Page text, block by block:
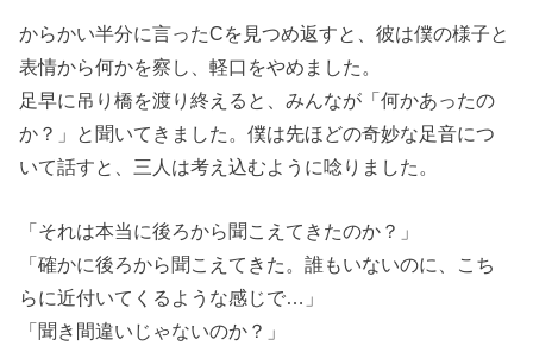
からかい半分に言ったCを見つめ返すと、彼は僕の様子と
表情から何かを察し、軽口をやめました。
足早に吊り橋を渡り終えると、みんなが「何かあったの
か？」と聞いてきました。僕は先ほどの奇妙な足音につ
いて話すと、三人は考え込むように唸りました。
「それは本当に後ろから聞こえてきたのか？」
「確かに後ろから聞こえてきた。誰もいないのに、こち
らに近付いてくるような感じで…」
「聞き間違いじゃないのか？」